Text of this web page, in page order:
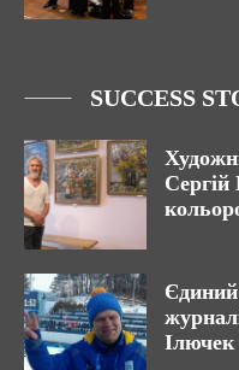
SUCCESS
Ілючек